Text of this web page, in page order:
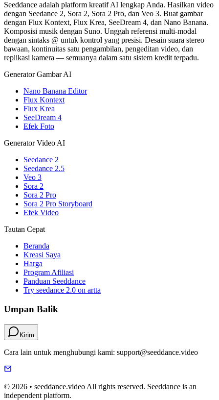
Seeddance adalah platform kreatif AI lengkap Anda. Hasilkan video
dengan Seedance 2, Sora 2, Sora 2 Pro, dan Veo 3. Buat gambar
dengan Flux Kontext, Flux Krea, SeeDream 4, dan Nano Banana.
Komposisi musik dengan Suno. Unggah referensi multi-modal
dengan sintaks @ untuk kontrol yang presisi. Desain suara stereo
bawaan, kontinuitas satu pengambilan, pengeditan video, dan
replikasi kamera — semuanya dalam satu sistem kredit terpadu.
Generator Gambar AI
Nano Banana Editor
Flux Kontext
Flux Krea
SeeDream 4
Efek Foto
Generator Video AI
Seedance 2
Seedance 2.5
Veo 3
Sora 2
Sora 2 Pro
Sora 2 Pro Storyboard
Efek Video
Tautan Cepat
Beranda
Kreasi Saya
Harga
Program Afiliasi
Panduan Seeddance
Try seedance 2.0 on artta
Umpan Balik
Kirim
Cara lain untuk menghubungi kami: support@seeddance.video
© 2026 • seeddance.video All rights reserved. Seeddance is an
independent platform.